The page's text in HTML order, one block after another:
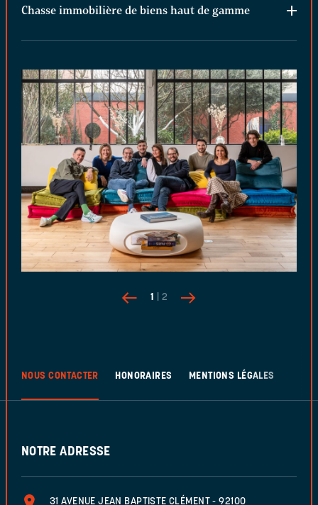
Chasse immobilière de biens haut de gamme
1 | 2
NOUS CONTACTER HONORAIRES MENTIONS LÉGALES
NOTRE ADRESSE
31 AVENUE JEAN BAPTISTE CLÉMENT - 92100